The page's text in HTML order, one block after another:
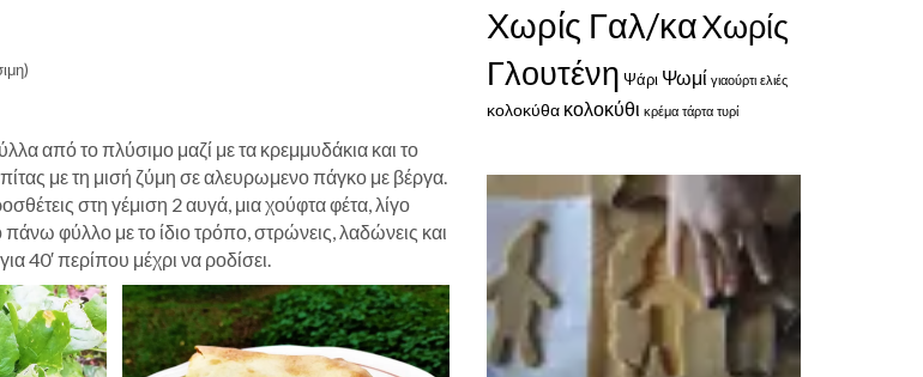
από το πλύσιμο μαζί με τα κρεμμυδάκια και το
με τη μισή ζύμη σε αλευρωμενο πάγκο με βέργα.
στη γέμιση 2 αυγά, μια χούφτα φέτα, λίγο
πάνω φύλλο με το ίδιο τρόπο, στρώνεις, λαδώνεις και
40′ περίπου μέχρι να ροδίσει.
Χωρίς Γαλ/καΧωρίς
Γλουτένη Ψάρι Ψωμί γιαούρτι ελιές
κολοκύθα κολοκύθι κρέμα τάρτα τυρί